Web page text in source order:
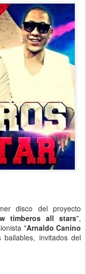
disco del proyecto
timberos all stars",
"Arnaldo Canino
invitados del